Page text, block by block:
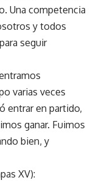
Una competencia
y todos
seguir
varias veces
entrar en partido,
ganar. Fuimos
bien, y
XV):